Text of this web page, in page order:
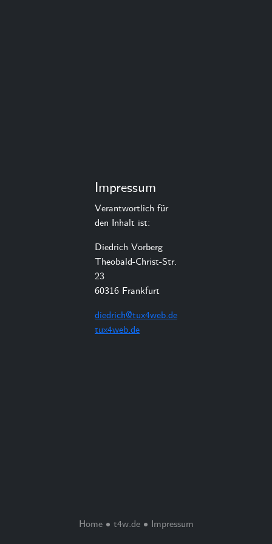
Impressum
Verantwortlich für
den Inhalt ist:
Diedrich Vorberg
Theobald-Christ-Str.
23
60316 Frankfurt
diedrich@tux4web.de
tux4web.de
Home• t4w.de• Impressum